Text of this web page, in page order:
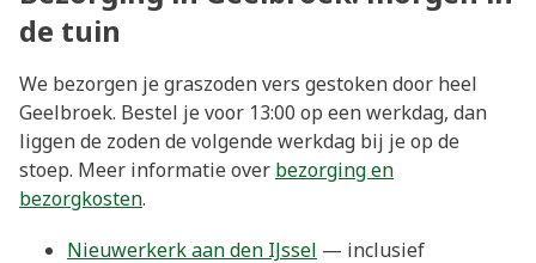
de tuin
We bezorgen je graszoden vers gestoken door heel
Geelbroek. Bestel je voor 13:00 op een werkdag, dan
liggen de zoden de volgende werkdag bij je op de
stoep. Meer informatie over bezorging en
bezorgkosten.
Nieuwerkerk aan den IJssel — inclusief